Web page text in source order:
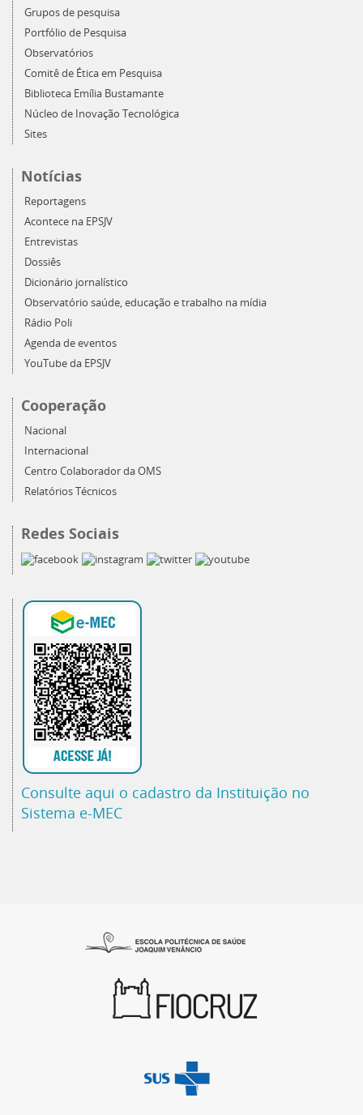
Grupos de pesquisa
Portfólio de Pesquisa
Observatórios
Comitê de Ética em Pesquisa
Biblioteca Emília Bustamante
Núcleo de Inovação Tecnológica
Sites
Notícias
Reportagens
Acontece na EPSJV
Entrevistas
Dossiês
Dicionário jornalístico
Observatório saúde, educação e trabalho na mídia
Rádio Poli
Agenda de eventos
YouTube da EPSJV
Cooperação
Nacional
Internacional
Centro Colaborador da OMS
Relatórios Técnicos
Redes Sociais
Consulte aqui o cadastro da Instituição no
Sistema e-MEC